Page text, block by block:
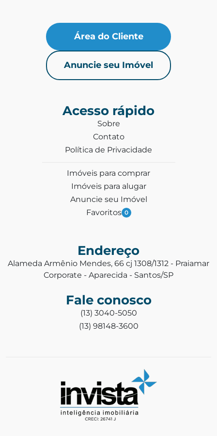
Área do Cliente
Anuncie seu Imóvel
Acesso rápido
Sobre
Contato
Política de Privacidade
Imóveis para comprar
Imóveis para alugar
Anuncie seu Imóvel
Favoritos 0
Endereço
Alameda Armênio Mendes, 66 cj 1308/1312 - Praiamar
Corporate - Aparecida - Santos/SP
Fale conosco
(13) 3040-5050
(13) 98148-3600